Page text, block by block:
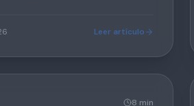
Leer artículo
8 min